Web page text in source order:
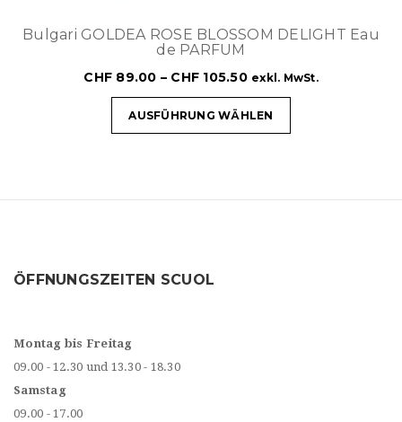
Bulgari GOLDEA ROSE BLOSSOM DELIGHT Eau
de PARFUM
CHF 89.00 – CHF 105.50 exkl. MwSt.
AUSFÜHRUNG WÄHLEN
ÖFFNUNGSZEITEN SCUOL
Montag bis Freitag
09.00 - 12.30 und 13.30 - 18.30
Samstag
09.00 - 17.00